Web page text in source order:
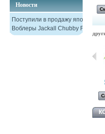
Новости
Поступили в продажу японские
Воблеры Jackall Chubby F38